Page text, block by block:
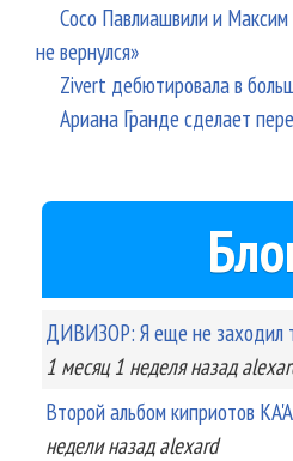
Сосо Павлиашвили и
не вернулся»
Zivert дебютировала в
Ариана Гранде сделает
ДИВИЗОР: Я еще не заходил
1 месяц 1 неделяназад
Второй альбом киприотов
неделиназад alexard